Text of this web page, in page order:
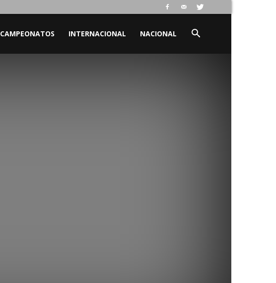
CAMPEONATOS INTERNACIONAL NACIONAL